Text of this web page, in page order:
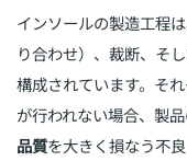
インソールの製造工程
り合わせ）、裁断、そ
構成されています。そ
が行われない場合、製
品質を大きく損なう不